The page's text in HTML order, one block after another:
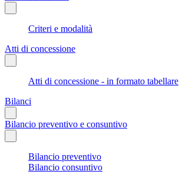
Criteri e modalità
Atti di concessione
Atti di concessione - in formato tabellare
Bilanci
Bilancio preventivo e consuntivo
Bilancio preventivo
Bilancio consuntivo